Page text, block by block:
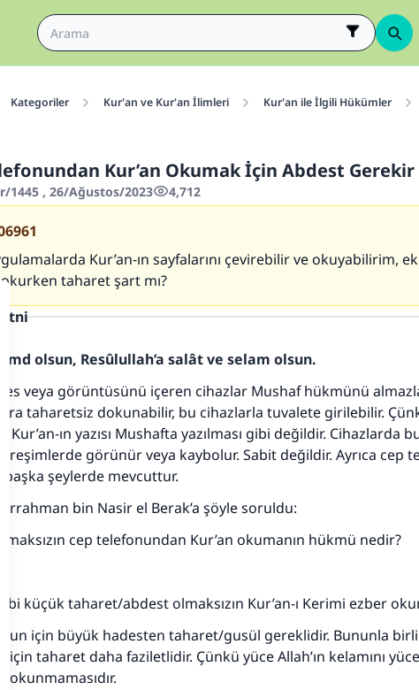
Kategoriler Kur'an ve Kur'an İlimleri Kur'an ile İlgili Hükümler
Kur’an Okumak İçin Abdest Gerekir
1445 , 26/Ağustos/2023 4,712
Kur’an-ın sayfalarını çevirebilir ve okuyabilirim,
okurken taharet şart mı?
olsun, Resûlullah’a salât ve selam olsun.
ses veya görüntüsünü içeren cihazlar Mushaf hükmünü
taharetsiz dokunabilir, bu cihazlarla tuvalete girilebilir.
Kur’an-ın yazısı Mushafta yazılması gibi değildir. Cihazlarda
görünür veya kaybolur. Sabit değildir. Ayrıca cep
başka şeylerde mevcuttur.
bin Nasir el Berak’a şöyle soruldu:
cep telefonundan Kur’an okumanın hükmü nedir?
küçük taharet/abdest olmaksızın Kur’an-ı Kerimi ezber
için büyük hadesten taharet/gusül gereklidir. Bununla
için taharet daha faziletlidir. Çünkü yüce Allah’ın kelamını
okunmamasıdır.